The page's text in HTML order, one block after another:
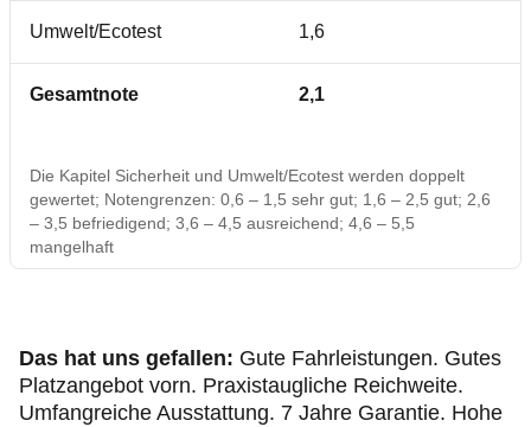
Umwelt/Ecotest 1,6
Gesamtnote 2,1
Die Kapitel Sicherheit und Umwelt/Ecotest werden doppelt
gewertet; Notengrenzen: 0,6 – 1,5 sehr gut; 1,6 – 2,5 gut; 2,6
– 3,5 befriedigend; 3,6 – 4,5 ausreichend; 4,6 – 5,5
mangelhaft
Das hat uns gefallen: Gute Fahrleistungen. Gutes
Platzangebot vorn. Praxistaugliche Reichweite.
Umfangreiche Ausstattung. 7 Jahre Garantie. Hohe